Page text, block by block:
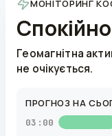
МОНІТОРИНГ
Спокійно
Геомагнітна
не очікується.
ПРОГНОЗ НА
03:00